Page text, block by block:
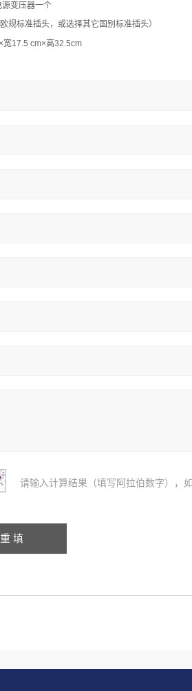
源变压器一个
欧规标准插头，或选择其它国别标准插头）
宽17.5 cm×高32.5cm
请输入计算结果（填写阿拉伯数字），